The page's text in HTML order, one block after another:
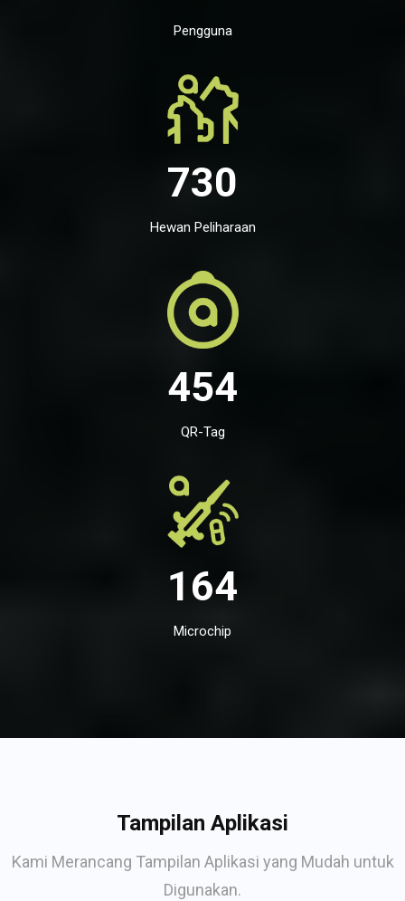
Pengguna
730
Hewan Peliharaan
454
QR-Tag
164
Microchip
Tampilan Aplikasi
Kami Merancang Tampilan Aplikasi yang Mudah untuk
Digunakan.